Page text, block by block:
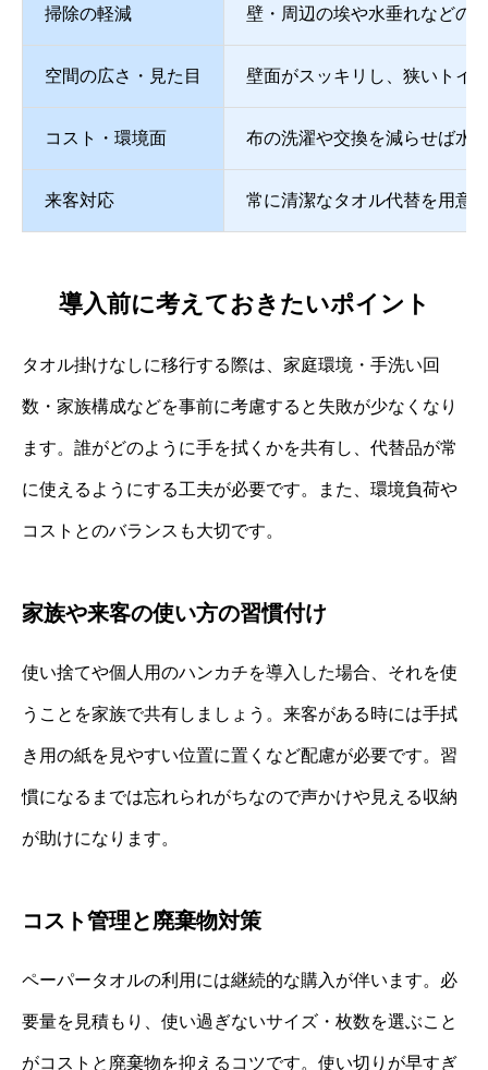
掃除の軽減 壁・周辺の埃や水垂れなどの
空間の広さ・見た目 壁面がスッキリし、狭いトイ
コスト・環境面 布の洗濯や交換を減らせば水
来客対応 常に清潔なタオル代替を用意
導入前に考えておきたいポイント
タオル掛けなしに移行する際は、家庭環境・手洗い回
数・家族構成などを事前に考慮すると失敗が少なくなり
ます。誰がどのように手を拭くかを共有し、代替品が常
に使えるようにする工夫が必要です。また、環境負荷や
コストとのバランスも大切です。
家族や来客の使い方の習慣付け
使い捨てや個人用のハンカチを導入した場合、それを使
うことを家族で共有しましょう。来客がある時には手拭
き用の紙を見やすい位置に置くなど配慮が必要です。習
慣になるまでは忘れられがちなので声かけや見える収納
が助けになります。
コスト管理と廃棄物対策
ペーパータオルの利用には継続的な購入が伴います。必
要量を見積もり、使い過ぎないサイズ・枚数を選ぶこと
がコストと廃棄物を抑えるコツです。使い切りが早すぎ